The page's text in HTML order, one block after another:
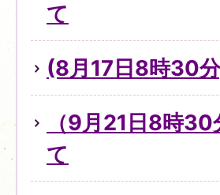
て
(8月17日8時30
（9月21日8時
て